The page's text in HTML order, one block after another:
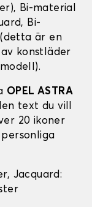
Bi-material
Bi-
är en
konstläder
OPEL ASTRA
text du vill
20 ikoner
Jacquard: